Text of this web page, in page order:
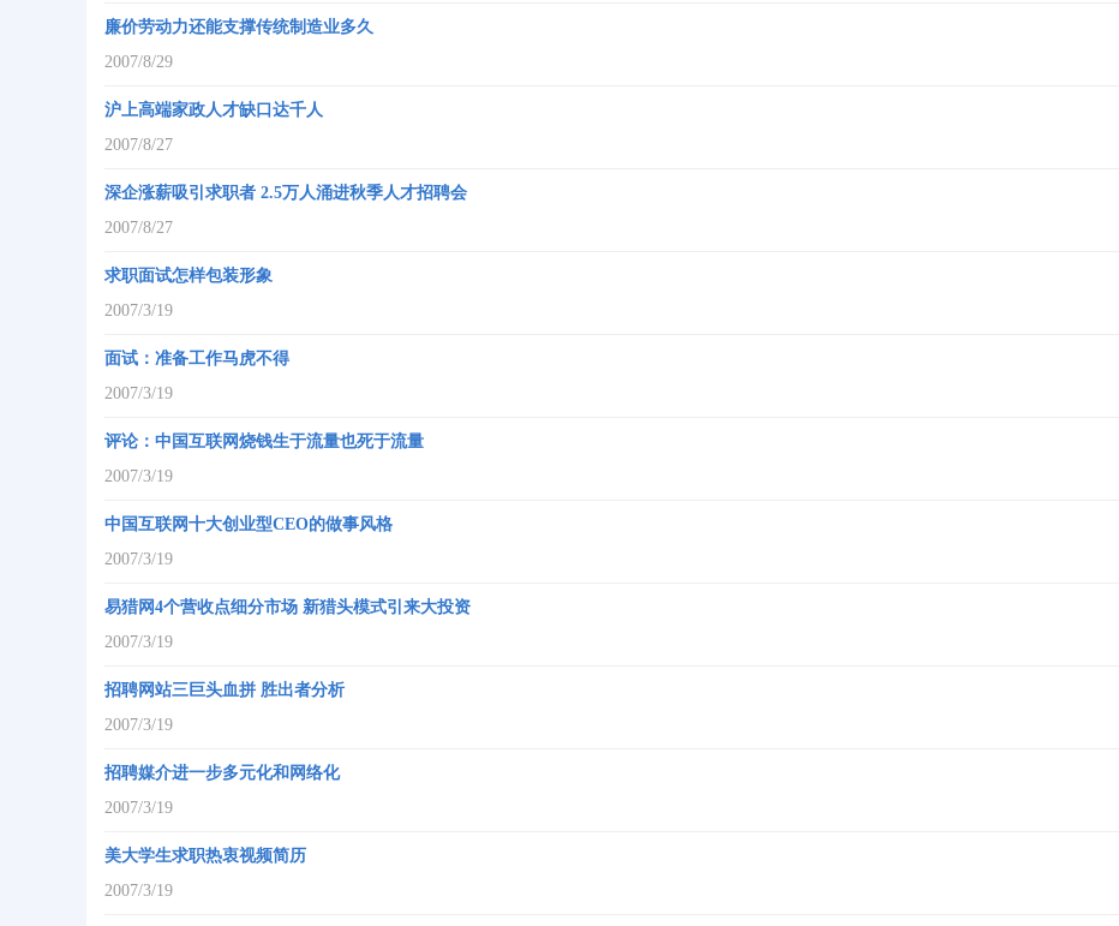
廉价劳动力还能支撑传统制造业多久
2007/8/29
沪上高端家政人才缺口达千人
2007/8/27
深企涨薪吸引求职者 2.5万人涌进秋季人才招聘会
2007/8/27
求职面试怎样包装形象
2007/3/19
面试：准备工作马虎不得
2007/3/19
评论：中国互联网烧钱生于流量也死于流量
2007/3/19
中国互联网十大创业型CEO的做事风格
2007/3/19
易猎网4个营收点细分市场 新猎头模式引来大投资
2007/3/19
招聘网站三巨头血拼 胜出者分析
2007/3/19
招聘媒介进一步多元化和网络化
2007/3/19
美大学生求职热衷视频简历
2007/3/19